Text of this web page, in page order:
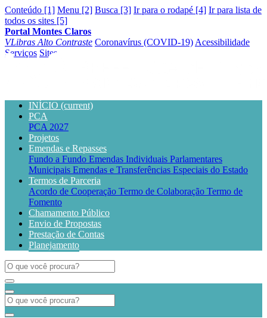
Conteúdo [1] Menu [2] Busca [3] Ir para o rodapé [4] Ir para lista de
todos os sites [5]
Portal Montes Claros
VLibras Alto Contraste Coronavírus (COVID-19) Acessibilidade
Serviços Sites
INÍCIO (current)
PCA
PCA 2027
Projetos
Emendas e Repasses
Fundo a Fundo Emendas Individuais Parlamentares
Municipais Emendas e Transferências Especiais do Estado
Termos de Parceria
Acordo de Cooperação Termo de Colaboração Termo de
Fomento
Chamamento Público
Envio de Propostas
Prestação de Contas
Planejamento